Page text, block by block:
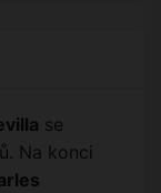
se
Na konci